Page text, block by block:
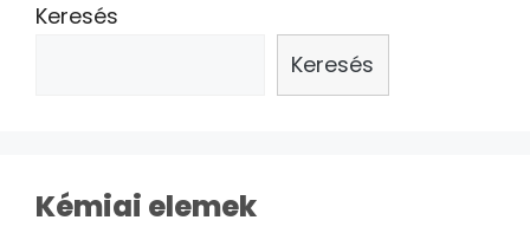
Keresés
Keresés
Kémiai elemek